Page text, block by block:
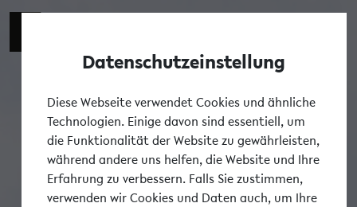
Datenschutzeinstellung
Diese Webseite verwendet Cookies und ähnliche
Technologien. Einige davon sind essentiell, um
die Funktionalität der Website zu gewährleisten,
während andere uns helfen, die Website und Ihre
Erfahrung zu verbessern. Falls Sie zustimmen,
verwenden wir Cookies und Daten auch, um Ihre